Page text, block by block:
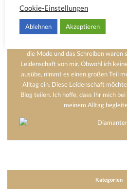
die Mode und das Schreiben waren
Leidenschaft von mir. Obwohl ich
ausübe, nimmt es einen großen Teil
Alltag ein. Diese Leidenschaft
Blog teilen. Ich hoffe, dass Ihr mich
meinem Alltag
Kategorien
Cookie-Einstellungen
Ablehnen Akzeptieren